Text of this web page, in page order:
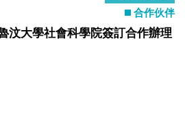
合作伙伴
汶大學社會科學院簽訂合作辦理